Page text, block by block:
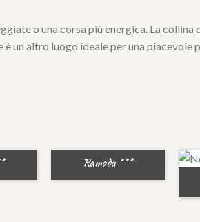
o una corsa più energica. La collina
un altro luogo ideale per una piacevole
Ramada ***